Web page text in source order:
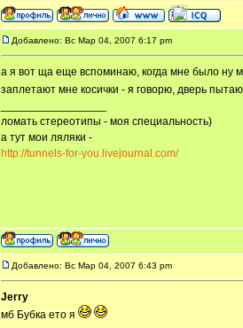
Добавлено: Вс Мар 04, 2007 6:17 pm
а я вот ща еще вспоминаю, когда мне было ну
заплетают мне косички - я говорю, дверь
ломать стереотипы - моя специальность)
а тут мои ляляки -
http://tunnels-for-you.livejournal.com/
Добавлено: Вс Мар 04, 2007 6:43 pm
Jerry
мб Бубка ето я